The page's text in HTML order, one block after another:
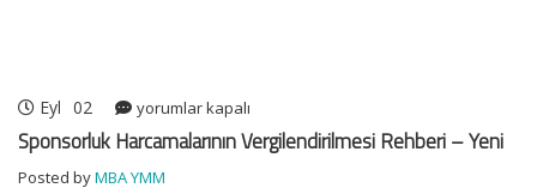
Eyl 02
Sponsorluk
Harcamalarının
Rehberi
yorumlar kapalı
Sponsorluk Harcamalarının Vergilendirilmesi Rehberi – Yeni
Posted byMBA YMM